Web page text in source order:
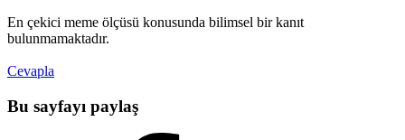
En çekici meme ölçüsü konusunda bilimsel bir kanıt
bulunmamaktadır.
Cevapla
Bu sayfayı paylaş